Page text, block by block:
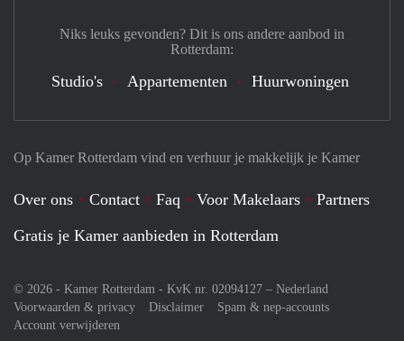
Op Kamer Rotterdam vind en verhuur je makkelijk je Kamer
Over ons Contact Faq Voor Makelaars
Partners
Gratis je Kamer aanbieden in Rotterdam
© 2026 - Kamer Rotterdam - KvK nr. 02094127 – Nederland
Voorwaarden & privacy
Disclaimer
Spam & nep-accounts
Account verwijderen
Niks leuks gevonden? Dit is ons andere aanbod in
Rotterdam:
Studio's Appartementen Huurwoningen